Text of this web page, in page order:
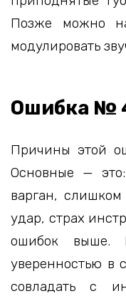
Позже можно
модулировать
Ошибка №
Причины этой
Основные —
варган,
удар, страх
ошибок выше.
уверенностью в
совладать с